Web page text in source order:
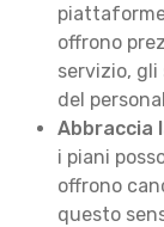
offrono
servizio,
del
Abbraccia
i piani
offrono
questo